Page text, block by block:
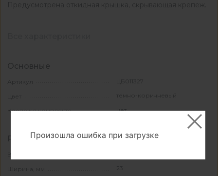
Предусмотрена откидная крышка, скрывающая крепеж.
Основные
Артикул ЦБ011327
Цвет тёмно-коричневый
Крепеж в комплекте нет
Размеры
Высота, мм
Ширина, мм 23
Произошла ошибка при загрузке